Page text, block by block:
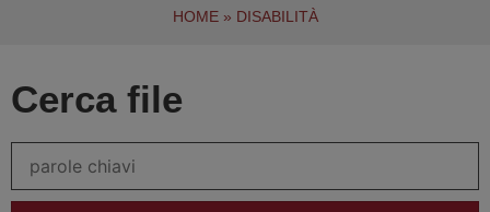
HOME» DISABILITÀ
Cerca file